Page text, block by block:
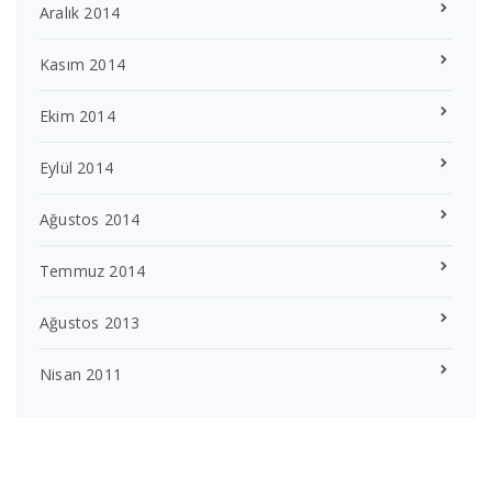
Aralık 2014
Kasım 2014
Ekim 2014
Eylül 2014
Ağustos 2014
Temmuz 2014
Ağustos 2013
Nisan 2011